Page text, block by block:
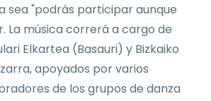
sea "podrás participar aunque
La música correrá a cargo de
Elkartea (Basauri) y Bizkaiko
apoyados por varios
de los grupos de danza